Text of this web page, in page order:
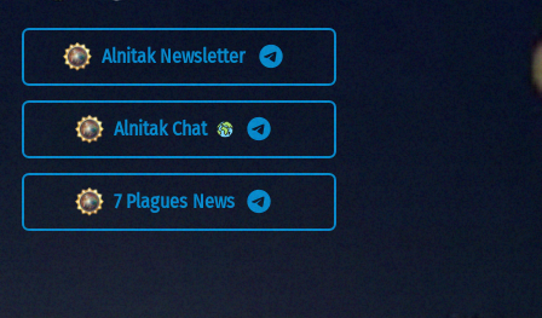
Alnitak Newsletter
Alnitak Chat
7 Plagues News